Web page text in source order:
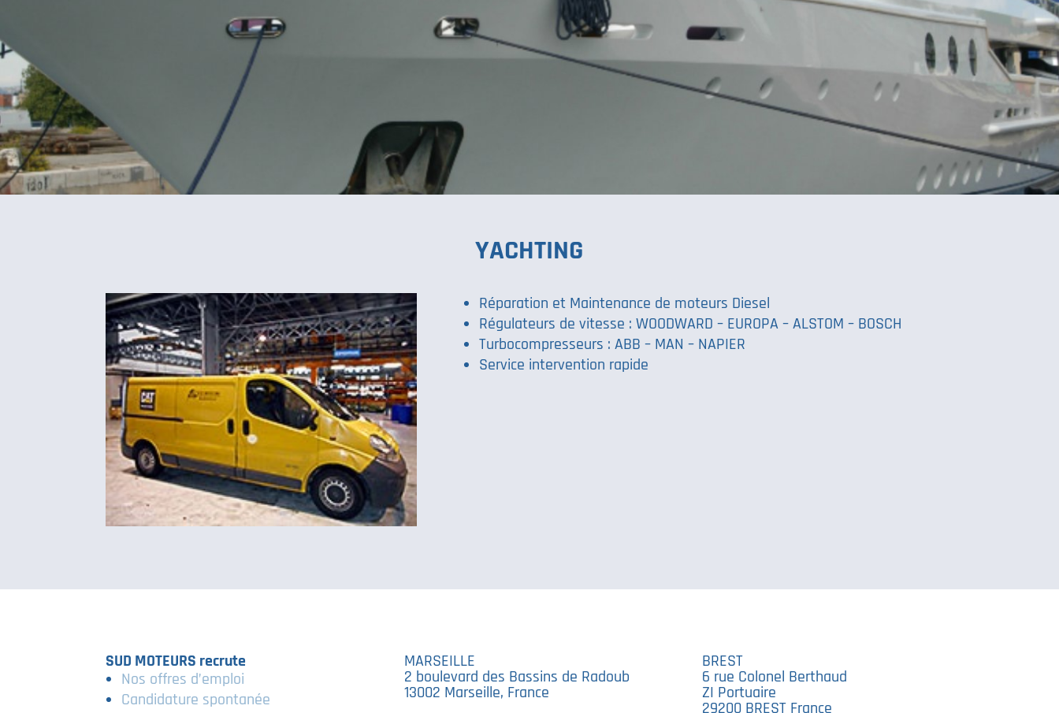
YACHTING
Réparation et Maintenance de moteurs Diesel
Régulateurs de vitesse : WOODWARD – EUROPA – ALSTOM – BOSCH
Turbocompresseurs : ABB – MAN – NAPIER
Service intervention rapide
SUD MOTEURS recrute
Nos offres d’emploi
Candidature spontanée
MARSEILLE
2 boulevard des Bassins de Radoub
13002 Marseille, France
BREST
6 rue Colonel Berthaud
ZI Portuaire
29200 BREST France